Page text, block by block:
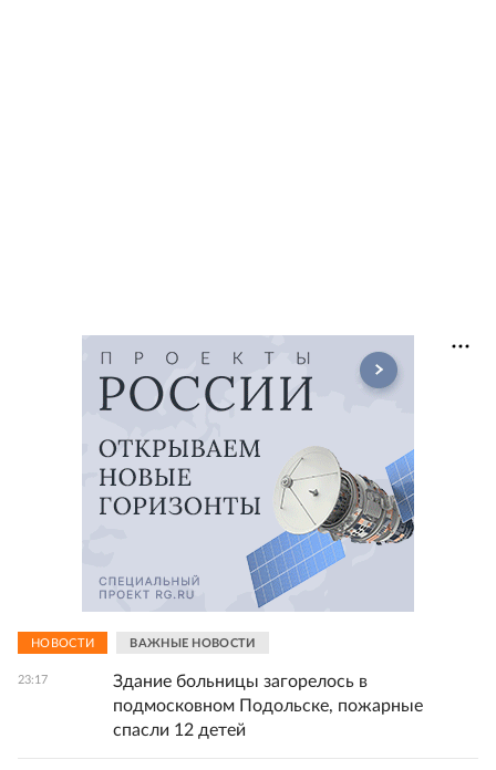
НОВОСТИ ВАЖНЫЕ НОВОСТИ
23:17
Здание больницы загорелось в
подмосковном Подольске, пожарные
спасли 12 детей